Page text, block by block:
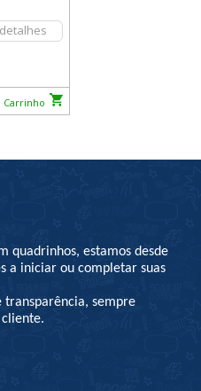
Carrinho
quadrinhos, estamos desde
a iniciar ou completar suas
transparência, sempre